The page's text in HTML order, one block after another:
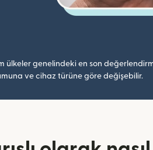
genelindeki en son
ve cihaz türüne göre değişebilir.